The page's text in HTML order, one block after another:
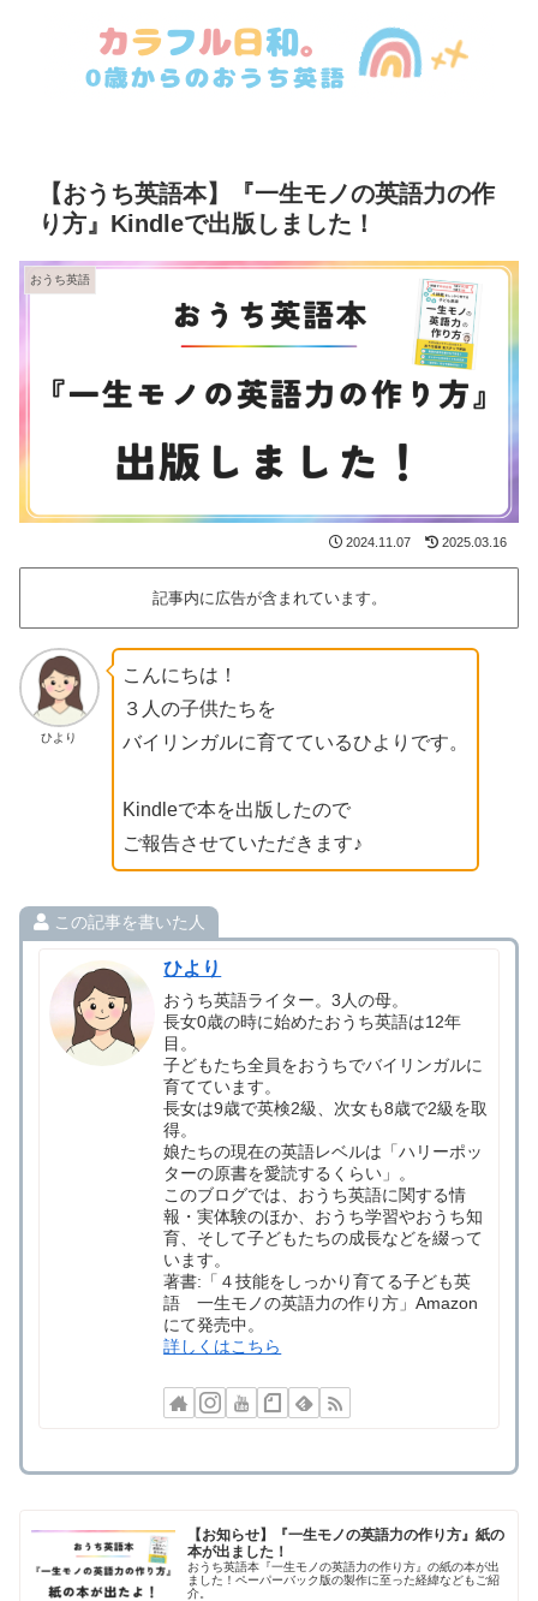
【おうち英語本】『一生モノの英語力の作
り方』Kindleで出版しました！
おうち英語
2024.11.07 2025.03.16
記事内に広告が含まれています。
ひより
こんにちは！
３人の子供たちを
バイリンガルに育てているひよりです。
Kindleで本を出版したので
ご報告させていただきます♪
この記事を書いた人
ひより
おうち英語ライター。3人の母。
長女0歳の時に始めたおうち英語は12年
目。
子どもたち全員をおうちでバイリンガルに
育てています。
長女は9歳で英検2級、次女も8歳で2級を取
得。
娘たちの現在の英語レベルは「ハリーポッ
ターの原書を愛読するくらい」。
このブログでは、おうち英語に関する情
報・実体験のほか、おうち学習やおうち知
育、そして子どもたちの成長などを綴って
います。
著書:「４技能をしっかり育てる子ども英
語 一生モノの英語力の作り方」Amazon
にて発売中。
詳しくはこちら
【お知らせ】『一生モノの英語力の作り方』紙の
本が出ました！
おうち英語本『一生モノの英語力の作り方』の紙の本が出
ました！ペーパーバック版の製作に至った経緯などもご紹
介。